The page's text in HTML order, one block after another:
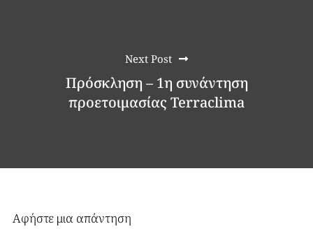
Next Post
Πρόσκληση – 1η συνάντηση
προετοιμασίας Terraclima
Αφήστε μια απάντηση